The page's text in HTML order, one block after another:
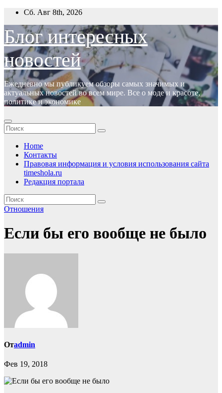
Перейти
содержимому
Сб. Авг 8th, 2026
Блог интересных
новостей
Ежедневно мы публикуем обзоры самых значимых и
актуальных новостей во всем мире. Все о моде и красоте,
политике и экономике
Home
Контакты
Правовая информация и условия использования сайта
timeshola.ru
Редакция портала
Отношения
Если бы его вообще не было
Отadmin
Фев 19, 2018